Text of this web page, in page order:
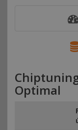
Optimal